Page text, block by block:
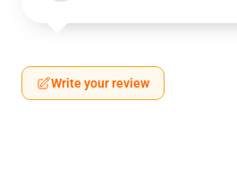
Write your review